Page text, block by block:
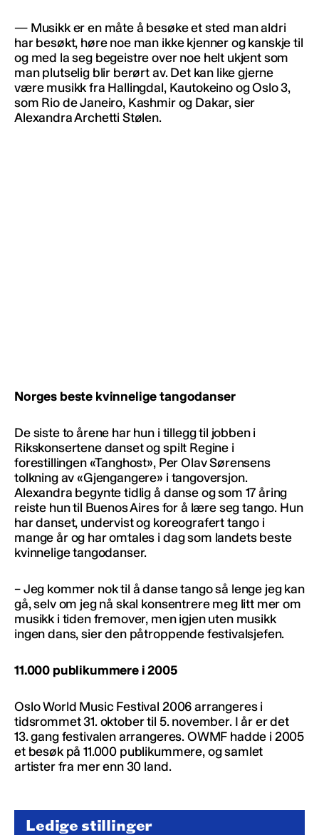
— Musikk er en måte å besøke et sted man aldri
har besøkt, høre noe man ikke kjenner og kanskje til
og med la seg begeistre over noe helt ukjent som
man plutselig blir berørt av. Det kan like gjerne
være musikk fra Hallingdal, Kautokeino og Oslo 3,
som Rio de Janeiro, Kashmir og Dakar, sier
Alexandra Archetti Stølen.
Norges beste kvinnelige tangodanser
De siste to årene har hun i tillegg til jobben i
Rikskonsertene danset og spilt Regine i
forestillingen «Tanghost», Per Olav Sørensens
tolkning av «Gjengangere» i tangoversjon.
Alexandra begynte tidlig å danse og som 17 åring
reiste hun til Buenos Aires for å lære seg tango. Hun
har danset, undervist og koreografert tango i
mange år og har omtales i dag som landets beste
kvinnelige tangodanser.
– Jeg kommer nok til å danse tango så lenge jeg kan
gå, selv om jeg nå skal konsentrere meg litt mer om
musikk i tiden fremover, men igjen uten musikk
ingen dans, sier den påtroppende festivalsjefen.
11.000 publikummere i 2005
Oslo World Music Festival 2006 arrangeres i
tidsrommet 31. oktober til 5. november. I år er det
13. gang festivalen arrangeres. OWMF hadde i 2005
et besøk på 11.000 publikummere, og samlet
artister fra mer enn 30 land.
Ledige stillinger